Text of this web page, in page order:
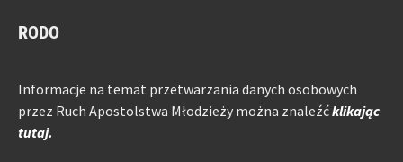
RODO
Informacje na temat przetwarzania danych osobowych
przez Ruch Apostolstwa Młodzieży można znaleźćklikając
tutaj.